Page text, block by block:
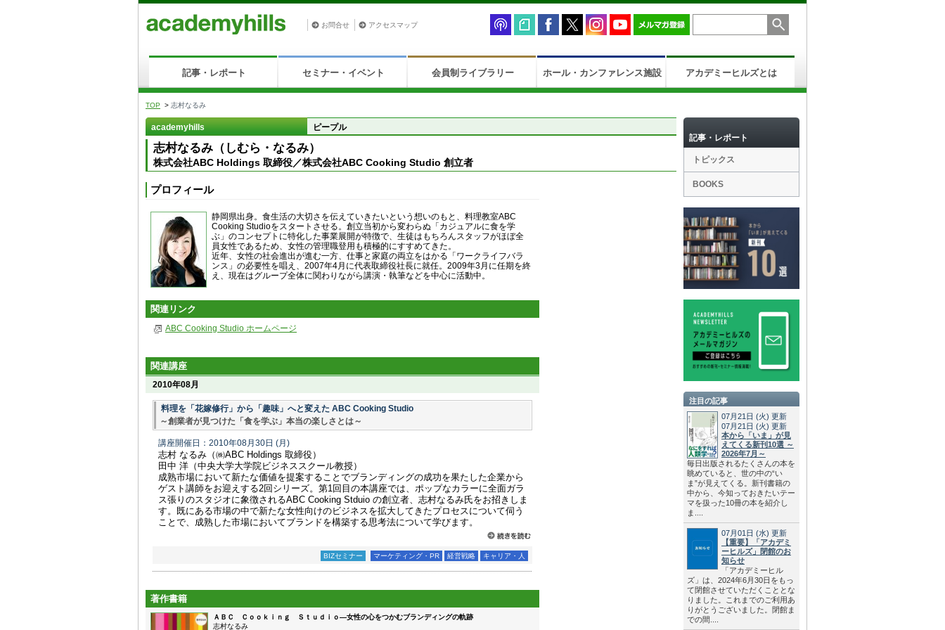
お問合せ アクセスマップ
記事・レポート セミナー・イベント 会員制ライブラリー ホール・カンファレンス施設 アカデミーヒルズとは
TOP > 志村なるみ
academyhills ピープル
志村なるみ（しむら・なるみ）
株式会社ABC Holdings 取締役／株式会社ABC Cooking Studio 創立者
プロフィール
静岡県出身。食生活の大切さを伝えていきたいという想いのもと、料理教室ABC
Cooking Studioをスタートさせる。創立当初から変わらぬ「カジュアルに食を学
ぶ」のコンセプトに特化した事業展開が特徴で、生徒はもちろんスタッフがほぼ全
員女性であるため、女性の管理職登用も積極的にすすめてきた。
近年、女性の社会進出が進む一方、仕事と家庭の両立をはかる「ワークライフバラ
ンス」の必要性を唱え、2007年4月に代表取締役社長に就任。2009年3月に任期を終
え、現在はグループ全体に関わりながら講演・執筆などを中心に活動中。
関連リンク
ABC Cooking Studio ホームページ
関連講座
2010年08月
料理を「花嫁修行」から「趣味」へと変えた ABC Cooking Studio
～創業者が見つけた「食を学ぶ」本当の楽しさとは～
講座開催日：2010年08月30日 (月)
志村 なるみ（㈱ABC Holdings 取締役）
田中 洋（中央大学大学院ビジネススクール教授）
成熟市場において新たな価値を提案することでブランディングの成功を果たした企業から
ゲスト講師をお迎えする2回シリーズ。第1回目の本講座では、ポップなカラーに全面ガラ
ス張りのスタジオに象徴されるABC Cooking Stduio の創立者、志村なるみ氏をお招きしま
す。既にある市場の中で新たな女性向けのビジネスを拡大してきたプロセスについて伺う
ことで、成熟した市場においてブランドを構築する思考法について学びます。
BIZセミナー マーケティング・PR 経営戦略 キャリア・人
著作書籍
ＡＢＣ Ｃｏｏｋｉｎｇ Ｓｔｕｄｉｏ—女性の心をつかむブランディングの軌跡
志村なるみ
記事・レポート
トピックス
BOOKS
注目の記事
07月21日 (火) 更新
07月21日 (火) 更新
本から「いま」が見
えてくる新刊10選 ～
2026年7月～
毎日出版されるたくさんの本を
眺めていると、世の中の“い
ま”が見えてくる。新刊書籍の
中から、今知っておきたいテー
マを扱った10冊の本を紹介し
ま....
07月01日 (水) 更新
【重要】「アカデミ
ーヒルズ」閉館のお
知らせ
「アカデミーヒル
ズ」は、2024年6月30日をもっ
て閉館させていただくこととな
りました。これまでのご利用あ
りがとうございました。閉館ま
での間....